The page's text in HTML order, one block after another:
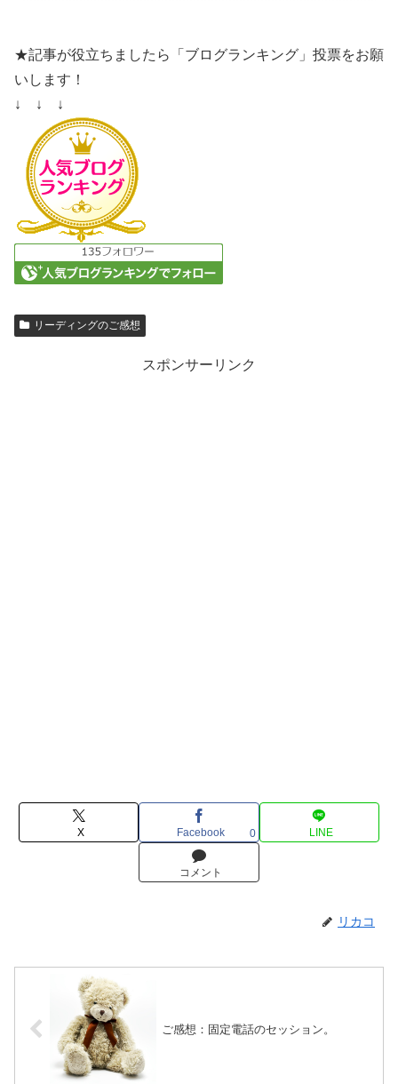
★記事が役立ちましたら「ブログランキング」投票をお願
いします！
↓ ↓ ↓
リーディングのご感想
スポンサーリンク
X Facebook 0 LINE
コメント
リカコ
ご感想：固定電話のセッション。